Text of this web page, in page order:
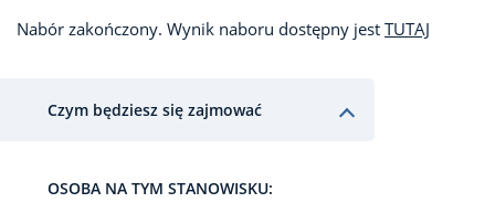
Nabór zakończony. Wynik naboru dostępny jest TUTAJ
Czym będziesz się zajmować
OSOBA NA TYM STANOWISKU: